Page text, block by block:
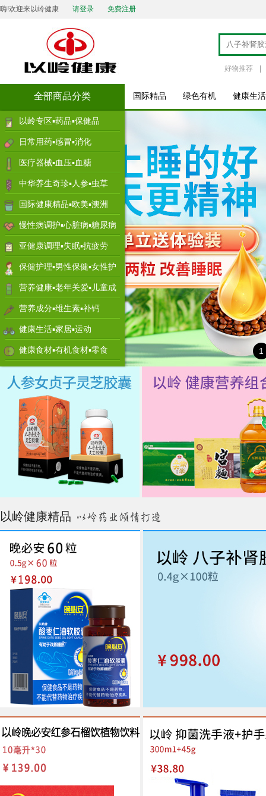
嗨!欢迎来以岭健康 请登录 免费注册
好物推荐
以岭专区▪药品▪保健品
日常用药▪感冒▪消化
医疗器械▪血压▪血糖
中华养生奇珍▪人参▪虫草
国际健康精品▪欧美▪澳洲
慢性病调护▪心脏病▪糖尿病
亚健康调理▪失眠▪抗疲劳
保健护理▪男性保健▪女性护
理
营养健康▪老年关爱▪儿童成
长
营养成分▪维生素▪补钙
健康生活▪家居▪运动
健康食材▪有机食材▪零食
全部商品分类 国际精品 绿色有机 健康生活
1
以岭健康精品